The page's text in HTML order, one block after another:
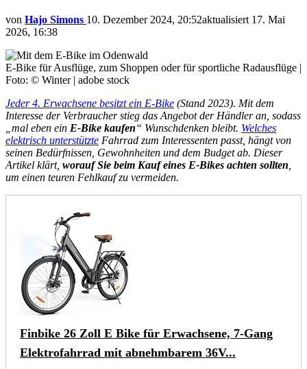
von Hajo Simons 10. Dezember 2024, 20:52aktualisiert 17. Mai
2026, 16:38
E-Bike für Ausflüge, zum Shoppen oder für sportliche Radausflüge |
Foto: © Winter | adobe stock
Jeder 4. Erwachsene besitzt ein E-Bike (Stand 2023). Mit dem
Interesse der Verbraucher stieg das Angebot der Händler an, sodass
„mal eben ein E-Bike kaufen“ Wunschdenken bleibt. Welches
elektrisch unterstützte Fahrrad zum Interessenten passt, hängt von
seinen Bedürfnissen, Gewohnheiten und dem Budget ab. Dieser
Artikel klärt, worauf Sie beim Kauf eines E-Bikes achten sollten
um einen teuren Fehlkauf zu vermeiden.
Finbike 26 Zoll E Bike für Erwachsene, 7-Gang
Elektrofahrrad mit abnehmbarem 36V...